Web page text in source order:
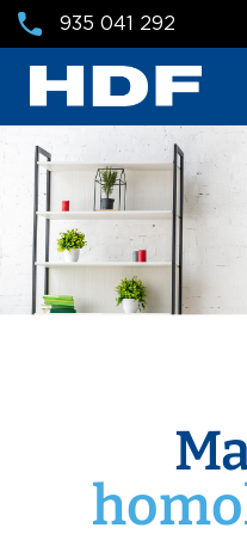
935 041 292